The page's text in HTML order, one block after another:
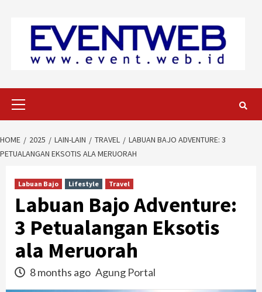
HOME 2025 LAIN-LAIN TRAVEL
LABUAN BAJO ADVENTURE: 3
PETUALANGAN EKSOTIS ALA MERUORAH
Labuan Bajo Lifestyle Travel
Labuan Bajo Adventure:
3 Petualangan Eksotis
ala Meruorah
8 months ago Agung Portal